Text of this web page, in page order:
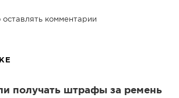
комментарии
получать штрафы за ремень